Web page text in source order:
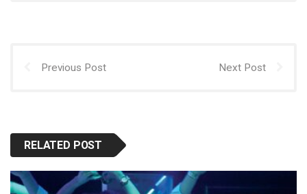
Previous Post Next Post
RELATED POST